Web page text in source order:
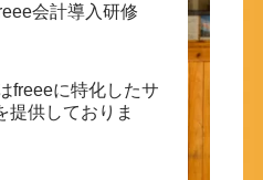
会計導入研修
freeeに特化したサ
提供しておりま